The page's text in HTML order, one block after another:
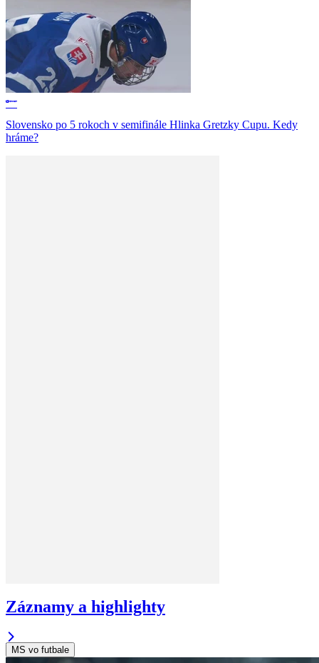
Slovensko po 5 rokoch v semifinále Hlinka Gretzky Cupu. Kedy
hráme?
Záznamy a highlighty
MS vo futbale